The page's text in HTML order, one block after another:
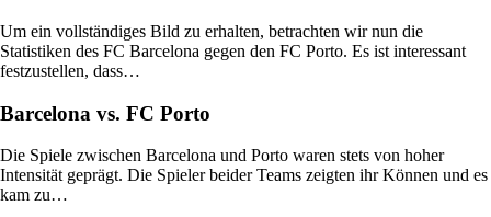
Um ein vollständiges Bild zu erhalten, betrachten wir nun die
Statistiken des FC Barcelona gegen den FC Porto. Es ist interessant
festzustellen, dass…
Barcelona vs. FC Porto
Die Spiele zwischen Barcelona und Porto waren stets von hoher
Intensität geprägt. Die Spieler beider Teams zeigten ihr Können und es
kam zu…